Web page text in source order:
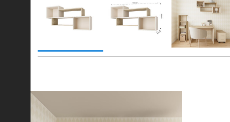
© 2021-2026 mebel.store